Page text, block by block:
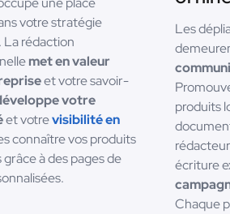
votre stratégie
La rédaction
met en valeur
et votre savoir-
votre
et votrevisibilité en
connaître vos produits
à des pages de
Les
produits
écriture
Chaque